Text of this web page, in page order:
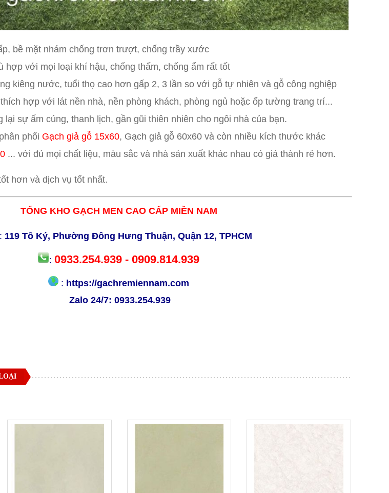
bề mặt nhám chống trơn trượt, chống trầy xước
hợp với mọi loại khí hậu, chống thấm, chống ẩm rất tốt
kiêng nước, tuổi thọ cao hơn gấp 2, 3 lần so với gỗ tự nhiên và gỗ công nghiệp
hợp với lát nền nhà, nền phòng khách, phòng ngủ hoặc ốp tường trang trí...
lại sự ấm cúng, thanh lịch, gần gũi thiên nhiên cho ngôi nhà của bạn.
phối Gạch giả gỗ 15x60, Gạch giả gỗ 60x60 và còn nhiều kích thước khác
... với đủ mọi chất liệu, màu sắc và nhà sản xuất khác nhau có giá thành rẻ hơn.
hơn và dịch vụ tốt nhất.
TỔNG KHO GẠCH MEN CAO CẤP MIỀN NAM
: 119 Tô Ký, Phường Đông Hưng Thuận, Quận 12, TPHCM
: 0933.254.939 - 0909.814.939
: https://gachremiennam.com
Zalo 24/7: 0933.254.939